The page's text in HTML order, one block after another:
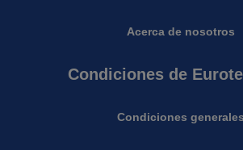
Acerca de nosotros
Condiciones de
Condiciones generales